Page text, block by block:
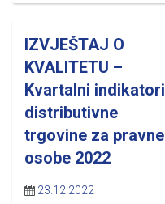
IZVJEŠTAJ O
KVALITETU –
Kvartalni indikatori
distributivne
trgovine za pravne
osobe 2022
23.12.2022